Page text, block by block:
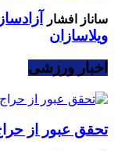
ساناز افشار
ویلاسازان
اخبار ورزشی
تحقق عبور از